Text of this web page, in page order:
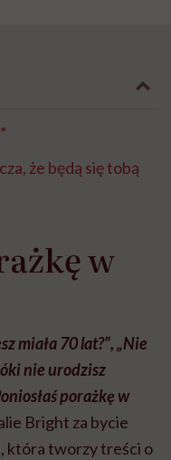
że ​​będą się tobą
w
miała 70 lat?”, „Nie
nie urodzisz
porażkę w
Bright za bycie
która tworzy treści o